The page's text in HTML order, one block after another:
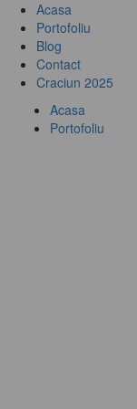
Acasa
Portofoliu
Blog
Contact
Craciun 2025
Acasa
Portofoliu